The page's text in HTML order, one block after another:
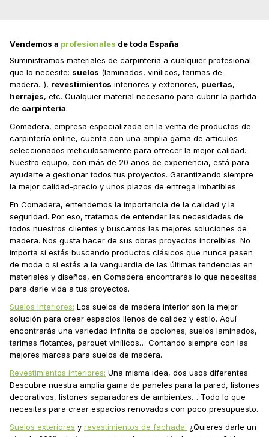
Vendemos a profesionales de toda España
Suministramos materiales de carpintería a cualquier profesional
que lo necesite: suelos (laminados, vinílicos, tarimas de
madera...), revestimientos interiores y exteriores, puertas,
herrajes, etc. Cualquier material necesario para cubrir la partida
de carpintería.
Comadera, empresa especializada en la venta de productos de
carpintería online, cuenta con una amplia gama de artículos
seleccionados meticulosamente para ofrecer la mejor calidad.
Nuestro equipo, con más de 20 años de experiencia, está para
ayudarte a gestionar todos tus proyectos. Garantizando siempre
la mejor calidad-precio y unos plazos de entrega imbatibles.
En Comadera, entendemos la importancia de la calidad y la
seguridad. Por eso, tratamos de entender las necesidades de
todos nuestros clientes y buscamos las mejores soluciones de
madera. Nos gusta hacer de sus obras proyectos increíbles. No
importa si estás buscando productos clásicos que nunca pasen
de moda o si estás a la vanguardia de las últimas tendencias en
materiales y diseños, en Comadera encontrarás lo que necesitas
para darle vida a tus proyectos.
Suelos interiores: Los suelos de madera interior son la mejor
solución para crear espacios llenos de calidez y estilo. Aquí
encontrarás una variedad infinita de opciones; suelos laminados,
tarimas flotantes, parquet vinílicos… Contando siempre con las
mejores marcas para suelos de madera.
Revestimientos interiores: Una misma idea, dos usos diferentes.
Descubre nuestra amplia gama de paneles para la pared, listones
decorativos, listones separadores de ambientes… Todo lo que
necesitas para crear espacios renovados con poco presupuesto.
Suelos exteriores y revestimientos de fachada: ¿Quieres darle un